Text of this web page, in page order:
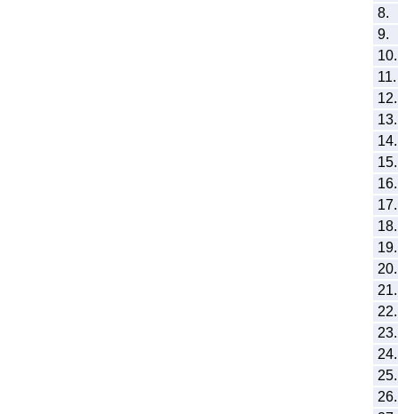
8.
9.
10.
11.
12.
13.
14.
15.
16.
17.
18.
19.
20.
21.
22.
23.
24.
25.
26.